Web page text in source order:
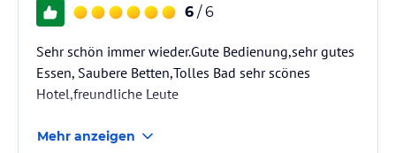
6 / 6
Sehr schön immer wieder.Gute Bedienung,sehr gutes
Essen, Saubere Betten,Tolles Bad sehr scönes
Hotel,freundliche Leute
Mehr anzeigen